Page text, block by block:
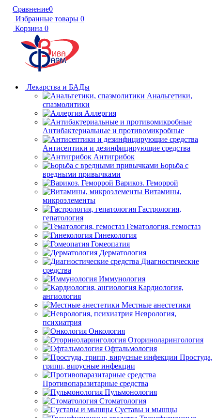
Сравнение0
Избранные товары 0
Корзина 0
Лекарства и БАДы
Анальгетики,
спазмолитики
Аллергия
Антибактериальные и противомикробные
Антисептики и дезинфицирующие средства
Антигрибок
Борьба с
вредными привычками
Варикоз. Геморрой
Витамины,
микроэлементы
Гастрология,
гепатология
Гематология, гемостаз
Гинекология
Гомеопатия
Дерматология
Диагностические
средства
Иммунология
Кардиология,
ангиология
Местные анестетики
Неврология,
психиатрия
Онкология
Оториноларингология
Офтальмология
Простуда,
грипп, вирусные инфекции
Противопаразитарные средства
Пульмонология
Стоматология
Суставы и мышцы